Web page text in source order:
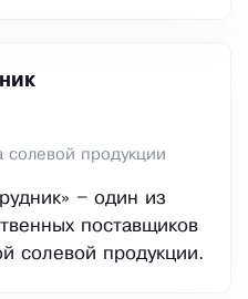
солевой продукции
– один из
поставщиков
солевой продукции.